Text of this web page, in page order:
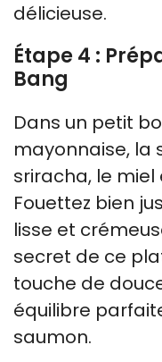
délicieuse.
Étape 4 :
Bang
Dans un petit
mayonnaise, la
sriracha, le miel
Fouettez bien
lisse et
secret de ce
touche de
équilibre
saumon.